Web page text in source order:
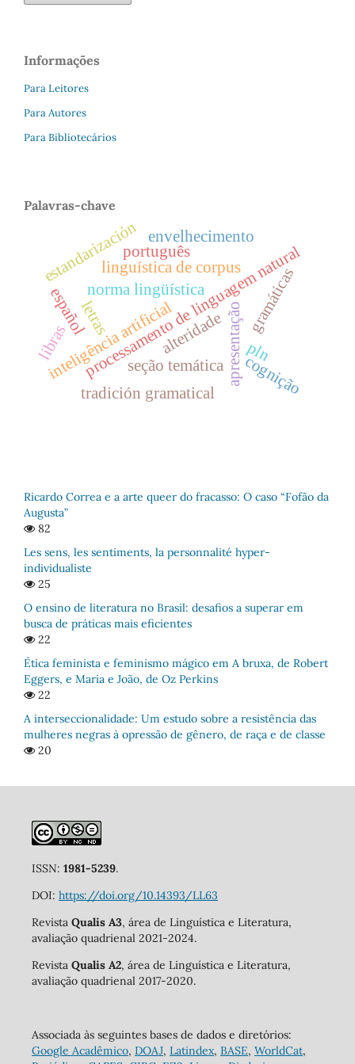
Informações
Para Leitores
Para Autores
Para Bibliotecários
Palavras-chave
linguística de corpus
processamento de linguagem natural
inteligência artificial
letras apresentação
seção temática cognição
estandarización
gramáticas
tradición gramatical
norma lingüística
español
português
libras pln
envelhecimento
alteridade
Ricardo Correa e a arte queer do fracasso: O caso “Fofão da
Augusta”
82
Les sens, les sentiments, la personnalité hyper-
individualiste
25
O ensino de literatura no Brasil: desafios a superar em
busca de práticas mais eficientes
22
Ética feminista e feminismo mágico em A bruxa, de Robert
Eggers, e Maria e João, de Oz Perkins
22
A interseccionalidade: Um estudo sobre a resistência das
mulheres negras à opressão de gênero, de raça e de classe
20
ISSN: 1981-5239.
DOI: https://doi.org/10.14393/LL63
Revista Qualis A3, área de Linguística e Literatura,
avaliação quadrienal 2021-2024.
Revista Qualis A2, área de Linguística e Literatura,
avaliação quadrienal 2017-2020.
Associada às seguintes bases de dados e diretórios:
Google Acadêmico, DOAJ, Latindex, BASE, WorldCat,